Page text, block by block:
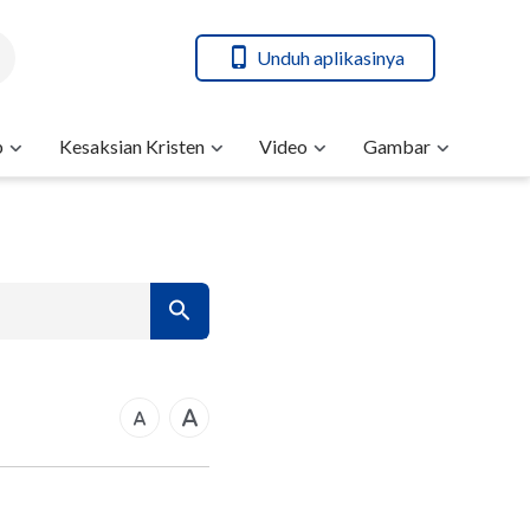
Unduh aplikasinya
Kesaksian Kristen Video Gambar